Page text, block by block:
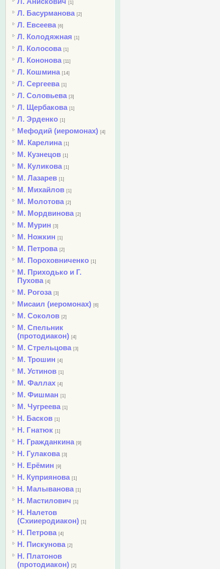
[1]
Л. Басурманова [2]
Л. Евсеева [6]
Л. Колодяжная [1]
Л. Колосова [1]
Л. Кононова [11]
Л. Кошмина [14]
Л. Сергеева [1]
Л. Соловьева [3]
Л. Щербакова [1]
Л. Эрденко [1]
Мефодий (иеромонах) [4]
М. Карелина [1]
М. Кузнецов [1]
М. Куликова [1]
М. Лазарев [1]
М. Михайлов [1]
М. Молотова [2]
М. Мордвинова [2]
М. Мурин [3]
М. Ножкин [1]
М. Петрова [2]
М. Пороховниченко [1]
М. Приходько и Г.
Пухова [4]
М. Рогоза [3]
Мисаил (иеромонах) [6]
М. Соколов [2]
М. Спельник
(протодиакон) [4]
М. Стрельцова [3]
М. Трошин [4]
М. Устинов [1]
М. Фаллах [4]
М. Фишман [1]
М. Чугреева [1]
Н. Басков [1]
Н. Гнатюк [1]
Н. Гражданкина [9]
Н. Гулакова [3]
Н. Ерёмин [9]
Н. Куприянова [1]
Н. Малыванова [1]
Н. Мастилович [1]
Н. Налетов
(Схииеродиакон) [1]
Н. Петрова [4]
Н. Пискунова [2]
Н. Платонов
(протодиакон) [2]